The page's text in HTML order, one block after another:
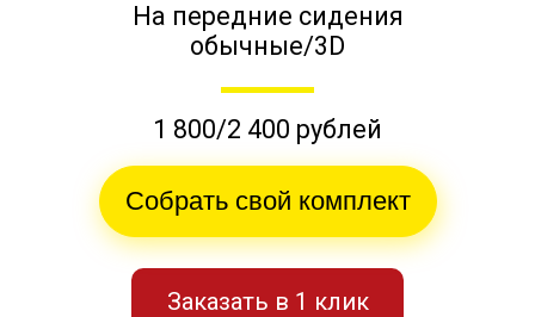
На передние сидения
обычные/3D
1 800/2 400 рублей
Собрать свой комплект
Заказать в 1 клик